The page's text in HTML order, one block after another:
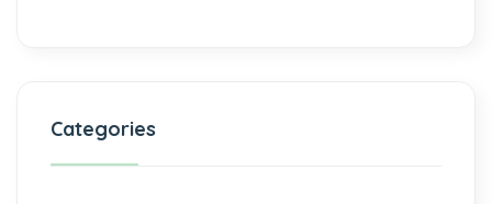
Categories